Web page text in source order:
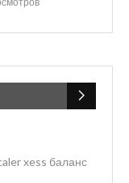
xess баланс